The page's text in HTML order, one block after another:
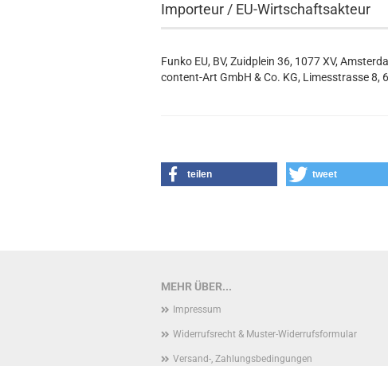
Importeur / EU-Wirtschaftsakteur
Funko EU, BV, Zuidplein 36, 1077 XV,
content-Art GmbH & Co. KG, Limesstrasse
teilen tweet
MEHR ÜBER...
Impressum
Widerrufsrecht & Muster-Widerrufsformular
Versand-, Zahlungsbedingungen